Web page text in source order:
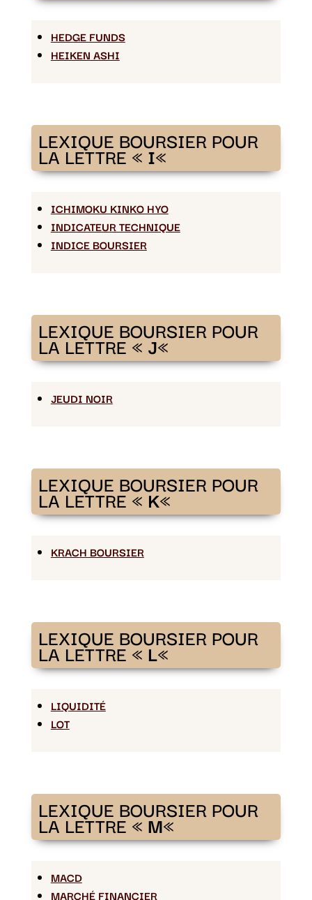
HEDGE FUNDS
HEIKEN ASHI
LEXIQUE BOURSIER POUR
LA LETTRE «I«
ICHIMOKU KINKO HYO
INDICATEUR TECHNIQUE
INDICE BOURSIER
LEXIQUE BOURSIER POUR
LA LETTRE «J«
JEUDI NOIR
LEXIQUE BOURSIER POUR
LA LETTRE «K«
KRACH BOURSIER
LEXIQUE BOURSIER POUR
LA LETTRE «L«
LIQUIDITÉ
LOT
LEXIQUE BOURSIER POUR
LA LETTRE «M«
MACD
MARCHÉ FINANCIER